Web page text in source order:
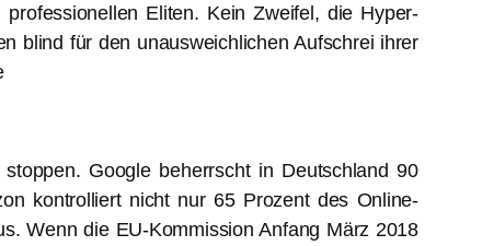
Eliten. Kein Zweifel, die Hyper-
blind für den unausweichlichen Aufschrei ihrer
Google beherrscht in Deutschland 90
kontrolliert nicht nur 65 Prozent des Online-
Wenn die EU-Kommission Anfang März 2018